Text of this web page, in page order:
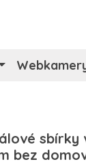
sbírky
bez